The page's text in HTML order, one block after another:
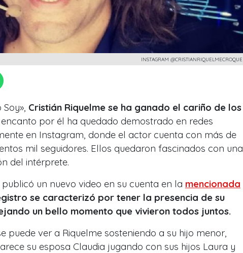
INSTAGRAM @CRISTIANRIQUELMECROQUE
Cristián Riquelme se ha ganado el cariño de los
encanto por él ha quedado demostrado en redes
en Instagram, donde el actor cuenta con más de
mil seguidores. Ellos quedaron fascinados con una
del intérprete.
publicó un nuevo video en su cuenta en la mencionada
se caracterizó por tener la presencia de su
un bello momento que vivieron todos juntos.
puede ver a Riquelme sosteniendo a su hijo menor,
su esposa Claudia jugando con sus hijos Laura y